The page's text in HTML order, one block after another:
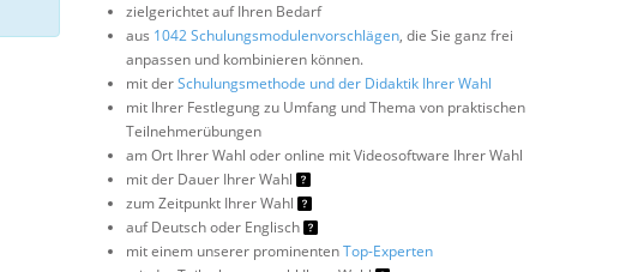
zielgerichtet auf Ihren Bedarf
aus 1042 Schulungsmodulenvorschlägen, die Sie ganz frei
anpassen und kombinieren können.
mit derSchulungsmethode und der Didaktik Ihrer Wahl
mit Ihrer Festlegung zu Umfang und Thema von praktischen
Teilnehmerübungen
am Ort Ihrer Wahl oder online mit Videosoftware Ihrer Wahl
mit der Dauer Ihrer Wahl
zum Zeitpunkt Ihrer Wahl
auf Deutsch oder Englisch
mit einem unserer prominentenTop-Experten